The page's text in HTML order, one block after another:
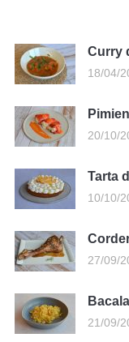
Curry
18/04/
20/10/
Tarta
10/10/
27/09/
21/09/